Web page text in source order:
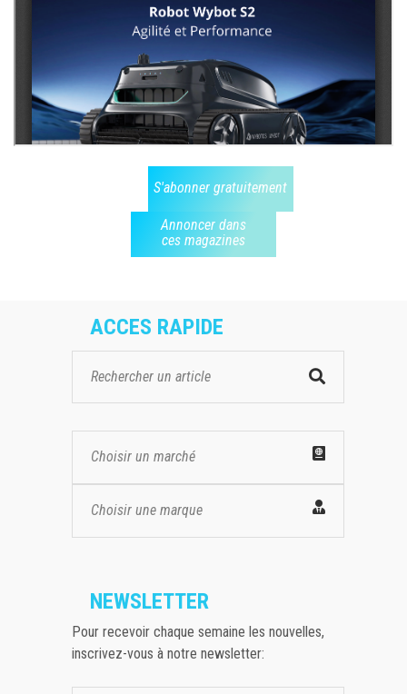
S'abonner gratuitement
Annoncer dans
ces magazines
ACCES RAPIDE
Choisir un marché
Choisir une marque
NEWSLETTER
Pour recevoir chaque semaine les nouvelles,
inscrivez-vous à notre newsletter: